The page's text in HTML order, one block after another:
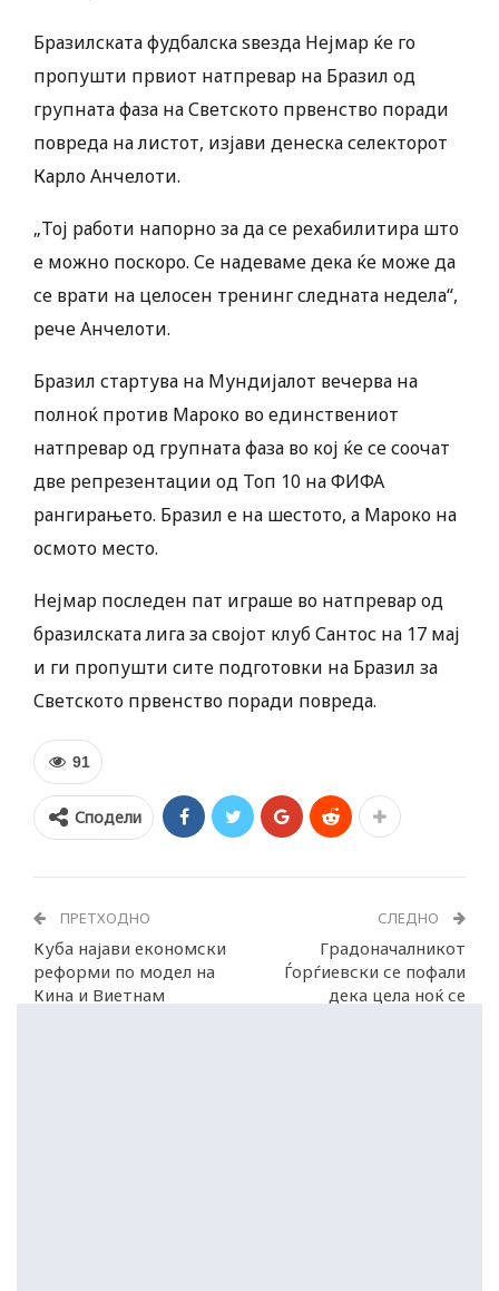
Бразилската фудбалска ѕвезда Нејмар ќе го
пропушти првиот натпревар на Бразил од
групната фаза на Светското првенство поради
повреда на листот, изјави денеска селекторот
Карло Анчелоти.
„Тој работи напорно за да се рехабилитира што
е можно поскоро. Се надеваме дека ќе може да
се врати на целосен тренинг следната недела“,
рече Анчелоти.
Бразил стартува на Мундијалот вечерва на
полноќ против Мароко во единствениот
натпревар од групната фаза во кој ќе се соочат
две репрезентации од Топ 10 на ФИФА
рангирањето. Бразил е на шестото, а Мароко на
осмото место.
Нејмар последен пат играше во натпревар од
бразилската лига за својот клуб Сантос на 17 мај
и ги пропушти сите подготовки на Бразил за
Светското првенство поради повреда.
91
Сподели
ПРЕТХОДНО
Куба најави економски
реформи по модел на
Кина и Виетнам
СЛЕДНО
Градоначалникот
Ѓорѓиевски се пофали
дека цела ноќ се